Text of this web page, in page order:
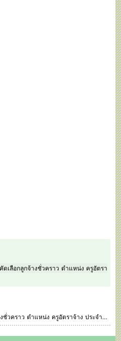
ดเลือกลูกจ้างชั่วคราว ตำแหน่ง ครูอัตรา
ตำแหน่ง ครูอัตราจ้าง ประจำปีงบประมาณ 2567